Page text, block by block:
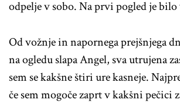
odpelje v sobo. Na prvi pogled je bilo
Od vožnje in napornega prejšnjega
na ogledu slapa Angel, sva utrujena
sem se kakšne štiri ure kasneje.
če sem mogoče zaprt v kakšni pečici